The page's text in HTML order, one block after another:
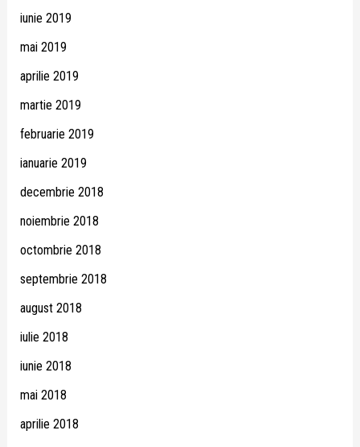
iunie 2019
mai 2019
aprilie 2019
martie 2019
februarie 2019
ianuarie 2019
decembrie 2018
noiembrie 2018
octombrie 2018
septembrie 2018
august 2018
iulie 2018
iunie 2018
mai 2018
aprilie 2018